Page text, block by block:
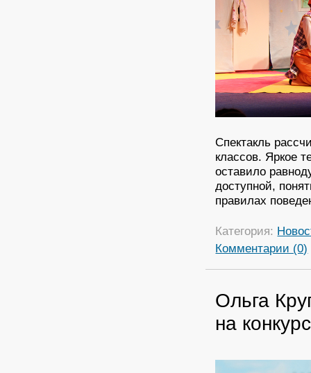
Спектакль
классов. Яркое
оставило
доступной,
правилах
Категория:
Комментарии (0)
Ольга
на